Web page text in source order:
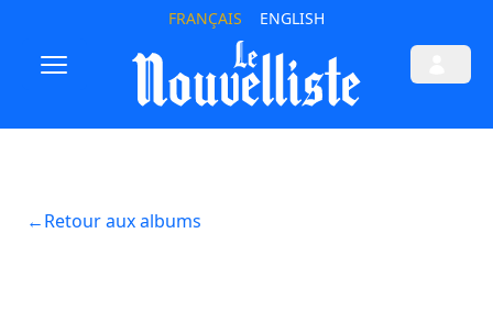
FRANÇAIS ENGLISH
←Retour aux albums